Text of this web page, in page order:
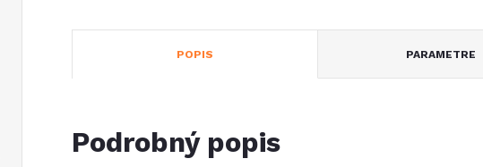
POPIS PARAMETRE
Podrobný popis